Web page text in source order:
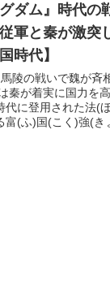
グダム』時代の
軍と秦が激突
時代】
の戦いで魏が斉
秦が着実に国力を
代に登用された法(
富(ふ)国(こく)強(